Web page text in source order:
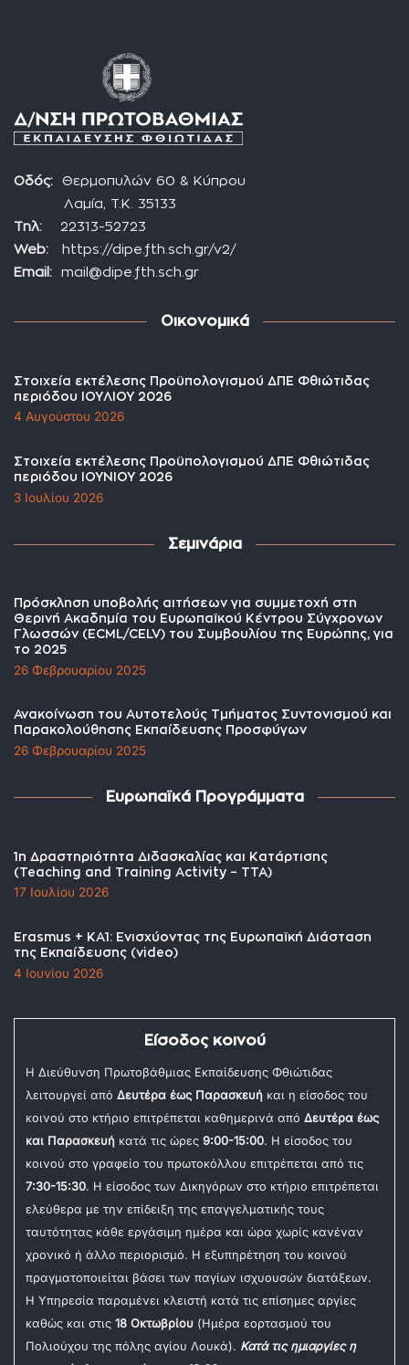
Οδός: Θερμοπυλών 60 & Κύπρου
Λαμία, Τ.Κ. 35133
Τηλ: 22313-52723
Web: https://dipe.fth.sch.gr/v2/
Email: mail@dipe.fth.sch.gr
Οικονομικά
Στοιχεία εκτέλεσης Προϋπολογισμού ΔΠΕ Φθιώτιδας
περιόδου ΙΟΥΛΙΟΥ 2026
4 Αυγούστου 2026
Στοιχεία εκτέλεσης Προϋπολογισμού ΔΠΕ Φθιώτιδας
περιόδου ΙΟΥΝΙΟΥ 2026
3 Ιουλίου 2026
Σεμινάρια
Πρόσκληση υποβολής αιτήσεων για συμμετοχή στη
Θερινή Ακαδημία του Ευρωπαϊκού Κέντρου Σύγχρονων
Γλωσσών (ECML/CELV) του Συμβουλίου της Ευρώπης, για
το 2025
26 Φεβρουαρίου 2025
Ανακοίνωση του Αυτοτελούς Τμήματος Συντονισμού και
Παρακολούθησης Εκπαίδευσης Προσφύγων
26 Φεβρουαρίου 2025
Ευρωπαϊκά Προγράμματα
1η Δραστηριότητα Διδασκαλίας και Κατάρτισης
(Teaching and Training Activity – TTA)
17 Ιουλίου 2026
Erasmus + KA1: Ενισχύοντας της Ευρωπαϊκή Διάσταση
της Εκπαίδευσης (video)
4 Ιουνίου 2026
Είσοδος κοινού
Η Διεύθυνση Πρωτοβάθμιας Εκπαίδευσης Φθιώτιδας
λειτουργεί από Δευτέρα έως Παρασκευή και η είσοδος του
κοινού στο κτήριο επιτρέπεται καθημερινά από Δευτέρα έως
και Παρασκευή κατά τις ώρες 9:00-15:00. Η είσοδος του
κοινού στο γραφείο του πρωτοκόλλου επιτρέπεται από τις
7:30-15:30. Η είσοδος των Δικηγόρων στο κτήριο επιτρέπεται
ελεύθερα με την επίδειξη της επαγγελματικής τους
ταυτότητας κάθε εργάσιμη ημέρα και ώρα χωρίς κανέναν
χρονικό ή άλλο περιορισμό. Η εξυπηρέτηση του κοινού
πραγματοποιείται βάσει των παγίων ισχυουσών διατάξεων.
Η Υπηρεσία παραμένει κλειστή κατά τις επίσημες αργίες
καθώς και στις 18 Οκτωβρίου (Ημέρα εορτασμού του
Πολιούχου της πόλης αγίου Λουκά). Κατά τις ημιαργίες η